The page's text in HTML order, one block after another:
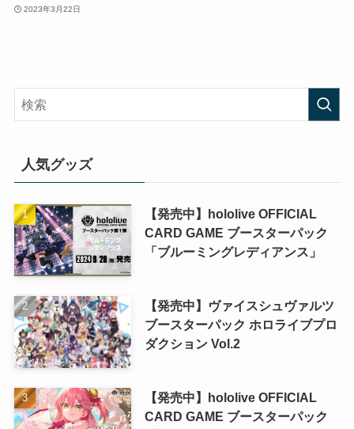
2023年3月22日
人気グッズ
【発売中】hololive OFFICIAL
CARD GAME ブースターパック
「ブルーミングレディアンス」
【発売中】ヴァイスシュヴァルツ
ブースターパック ホロライブプロ
ダクション Vol.2
【発売中】hololive OFFICIAL
CARD GAME ブースターパック